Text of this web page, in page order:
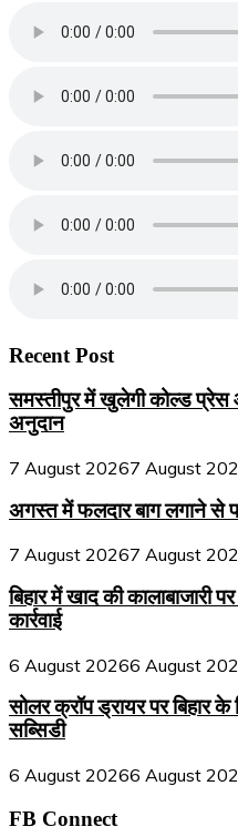
Recent Post
समस्तीपुर में खुलेगी कोल्ड प्रेस
अनुदान
7 August 20267 August
अगस्त में फलदार बाग लगाने से
7 August 20267 August
बिहार में खाद की कालाबाजारी
कार्रवाई
6 August 20266 August
सोलर क्रॉप ड्रायर पर बिहार
सब्सिडी
6 August 20266 August
FB Connect